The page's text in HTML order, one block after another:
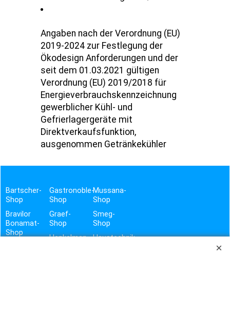
Angaben nach der Verordnung (EU)
2019-2024 zur Festlegung der
Ökodesign Anforderungen und der
seit dem 01.03.2021 gültigen
Verordnung (EU) 2019/2018 für
Energieverbrauchskennzeichnung
gewerblicher Kühl- und
Gefrierlagergeräte mit
Direktverkaufsfunktion,
ausgenommen Getränkekühler
Bartscher-
Shop
Bravilor
Bonamat-
Shop
Gastronoble-
Shop
Graef-
Shop
Henkelman-
Mussana-
Shop
Smeg-
Shop
Haustechnik-